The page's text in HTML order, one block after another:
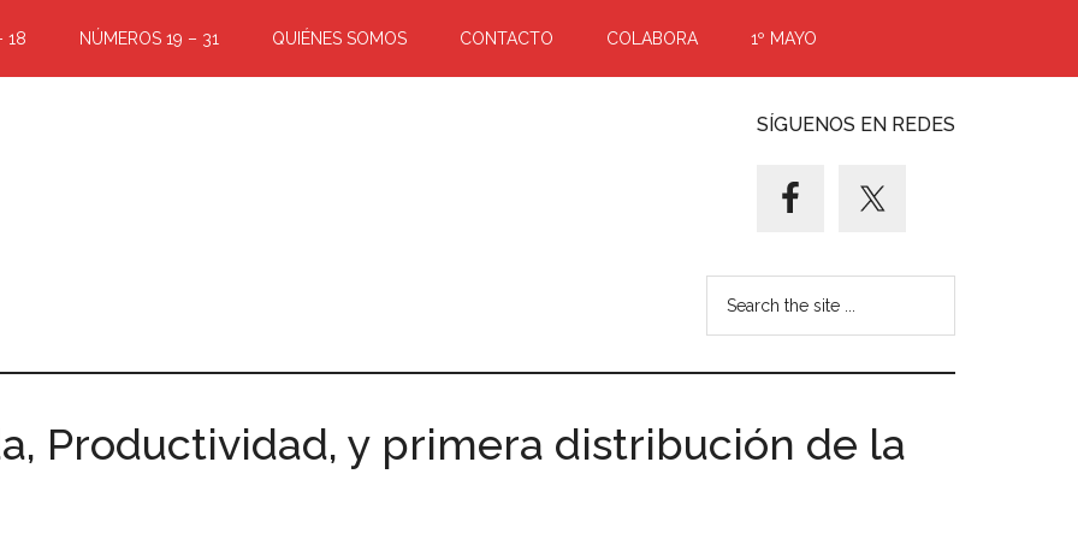
18 NÚMEROS 19 – 31 QUIÉNES SOMOS CONTACTO COLABORA 1º MAYO
SÍGUENOS EN REDES
Productividad, y primera distribución de la